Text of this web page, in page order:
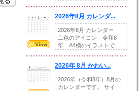
2026年8月 カレンダ...
2026年8月 カレンダー
二色のアイコン 令和8
年 A4横のイラストで
2026年 8月 かわい...
2026年（令和8年）8月の
カレンダーです。 サイ